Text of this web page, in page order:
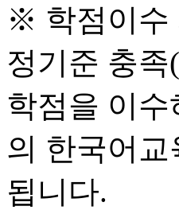
※ 학점이수
정기준 충족
학점을 이
의 한국어
됩니다.